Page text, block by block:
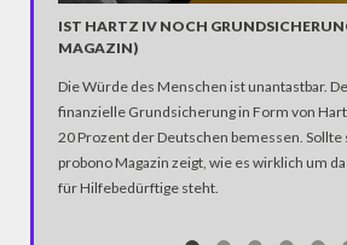
IST HARTZ IV NOCH
MAGAZIN)
Die Würde des Menschen ist unantastbar.
finanzielle Grundsicherung in Form von
20 Prozent der Deutschen bemessen. Sollte
probono Magazin zeigt, wie es wirklich um
für Hilfebedürftige steht.